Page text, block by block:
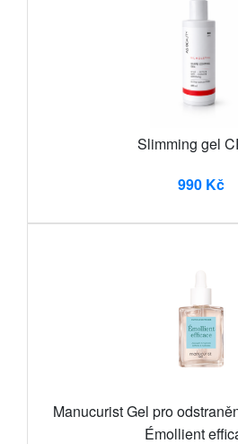
Slimming gel
990 Kč
Manucurist Gel pro
Émollient